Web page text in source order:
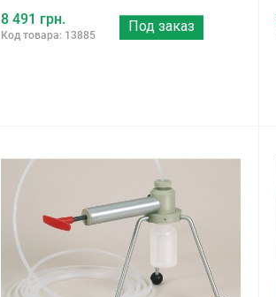
8 491 грн.
Код товара: 13885
Под заказ